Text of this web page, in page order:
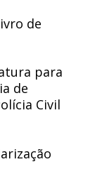
de
para
de
Civil